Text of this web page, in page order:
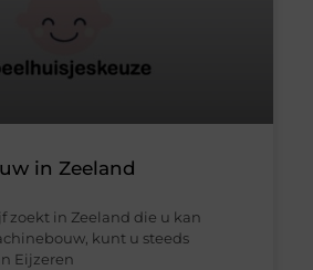
in Zeeland
zoekt in Zeeland die u kan
kunt u steeds
Eijzeren